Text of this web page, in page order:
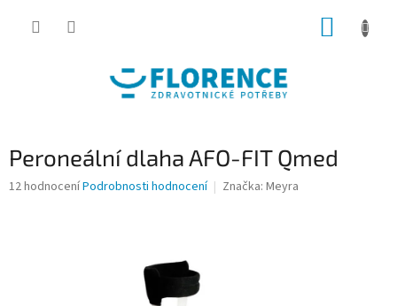
Peroneální dlaha AFO-FIT Qmed
Průměrné
12 hodnoceníPodrobnosti hodnocení Značka: Meyra